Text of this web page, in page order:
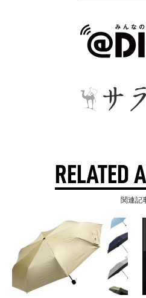
RELATED
関連記